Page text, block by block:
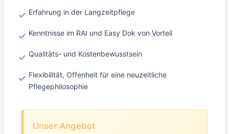
Erfahrung in der Langzeitpflege
Kenntnisse im RAI und Easy Dok von Vorteil
Qualitäts- und Kostenbewusstsein
Flexibilität, Offenheit für eine neuzeitliche
Pflegephilosophie
Unser Angebot